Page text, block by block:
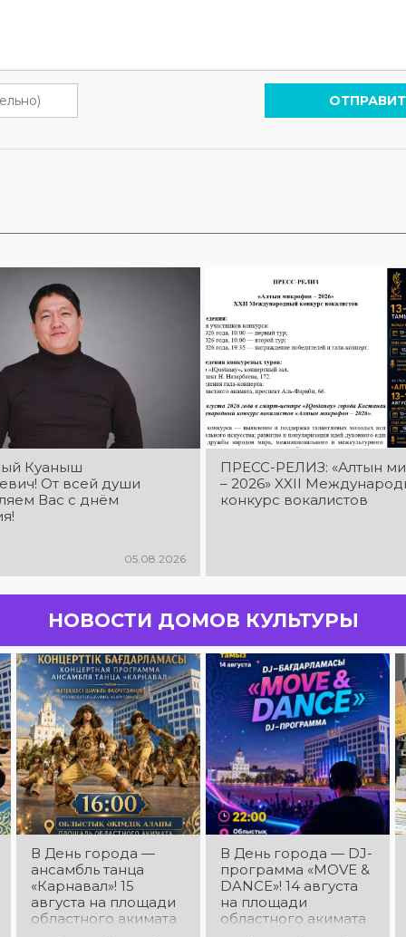
Куаныш
От всей души
Вас с днём
05.08.2026
ПРЕСС-РЕЛИЗ: «Алтын
– 2026» XXIІ
конкурс вокалистов
НОВОСТИ ДОМОВ КУЛЬТУРЫ
В День города —
ансамбль танца
«Карнавал»! 15
августа на площади
областного акимата
В День города — DJ-
программа «MOVE &
DANCE»! 14 августа
на площади
областного акимата